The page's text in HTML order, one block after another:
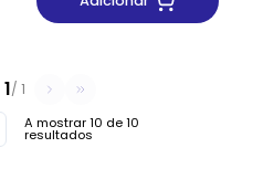
A mostrar10 de10
resultados
1/1